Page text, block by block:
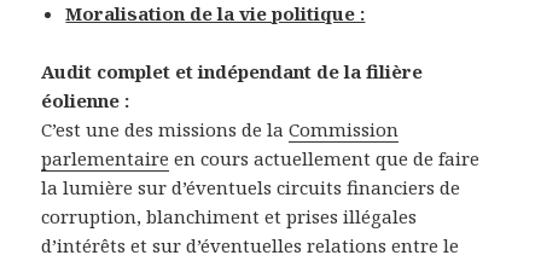
Moralisation de la vie politique :
Audit complet et indépendant de la filière
éolienne :
C’est une des missions de laCommission
parlementaire en cours actuellement que de faire
la lumière sur d’éventuels circuits financiers de
corruption, blanchiment et prises illégales
d’intérêts et sur d’éventuelles relations entre le